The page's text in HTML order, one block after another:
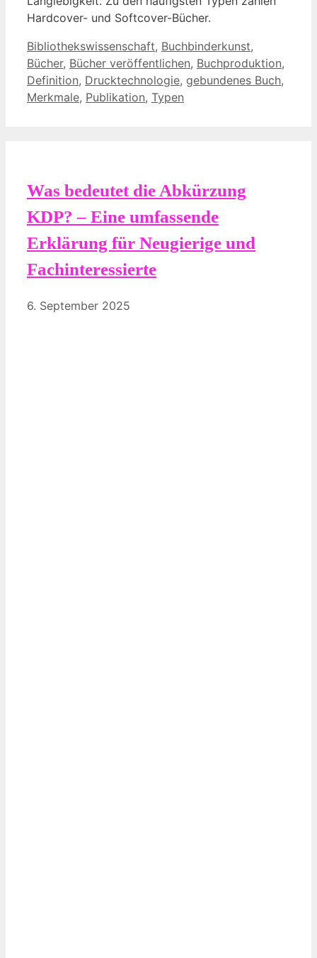
Hardcover- und Softcover-Bücher.
Kategorien
Bibliothekswissenschaft, Buchbinderkunst,
Bücher, Bücher veröffentlichen, Buchproduktion,
Definition, Drucktechnologie, gebundenes Buch,
Merkmale, Publikation, Typen
Was bedeutet die Abkürzung
KDP? – Eine umfassende
Erklärung für Neugierige und
Fachinteressierte
6. September 2025